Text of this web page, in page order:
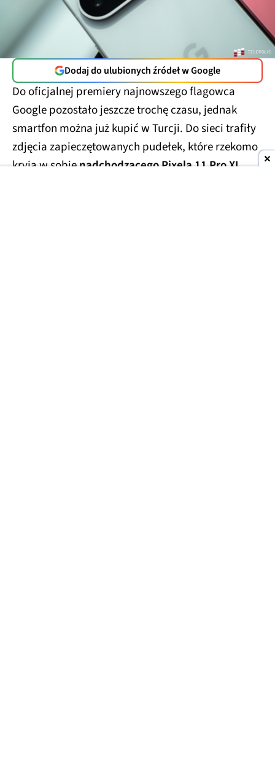
Dodaj do ulubionych źródeł w Google
Do oficjalnej premiery najnowszego flagowca
Google pozostało jeszcze trochę czasu, jednak
smartfon można już kupić w Turcji. Do sieci trafiły
zdjęcia zapieczętowanych pudełek, które rzekomo
kryją w sobienadchodzącego Pixela 11 Pro XL.